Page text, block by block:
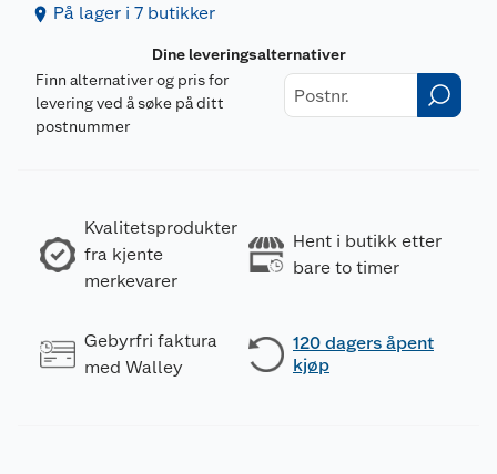
På lager i 7 butikker
Dine leveringsalternativer
Finn alternativer og pris for
levering ved å søke på ditt
postnummer
Kvalitetsprodukter
fra kjente
merkevarer
Hent i butikk etter
bare to timer
Gebyrfri faktura
med Walley
120 dagers åpent
kjøp
Merking